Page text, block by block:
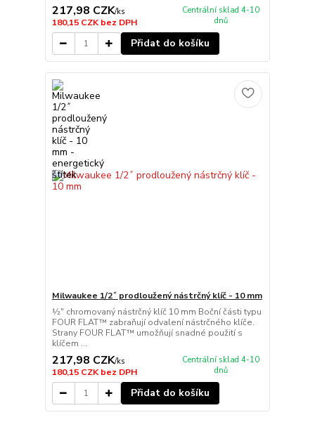
217,98 CZK/ks
180,15 CZKbez DPH
Centrální sklad 4-10
dnů
Přidat do košíku
Milwaukee 1/2˝ prodloužený nástrčný klíč - 10 mm
½″ chromovaný nástrčný klíč 10 mm Boční části typu
FOUR FLAT™ zabraňují odvalení nástrčného klíče.
Strany FOUR FLAT™ umožňují snadné použití s
klíčem ...
217,98 CZK/ks
180,15 CZKbez DPH
Centrální sklad 4-10
dnů
Přidat do košíku